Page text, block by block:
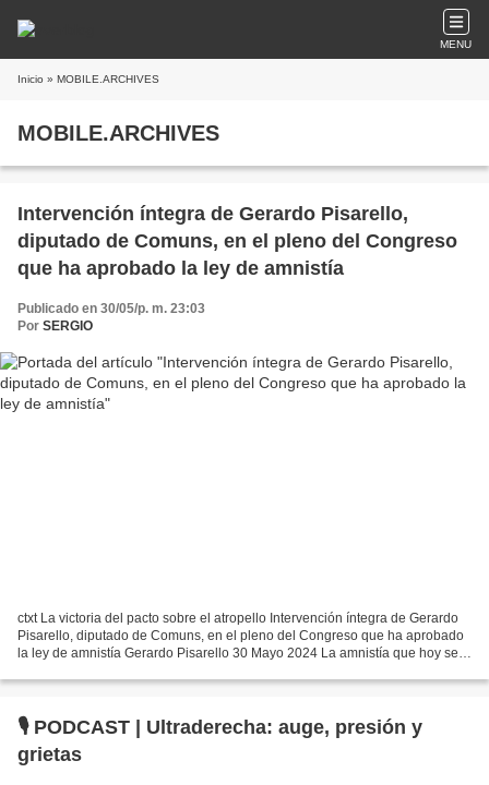
MENU
Inicio » MOBILE.ARCHIVES
MOBILE.ARCHIVES
Intervención íntegra de Gerardo Pisarello,
diputado de Comuns, en el pleno del Congreso
que ha aprobado la ley de amnistía
Publicado en 30/05/p. m. 23:03
Por SERGIO
ctxt La victoria del pacto sobre el atropello Intervención íntegra de Gerardo
Pisarello, diputado de Comuns, en el pleno del Congreso que ha aprobado
la ley de amnistía Gerardo Pisarello 30 Mayo 2024 La amnistía que hoy se
🎙 PODCAST | Ultraderecha: auge, presión y
grietas